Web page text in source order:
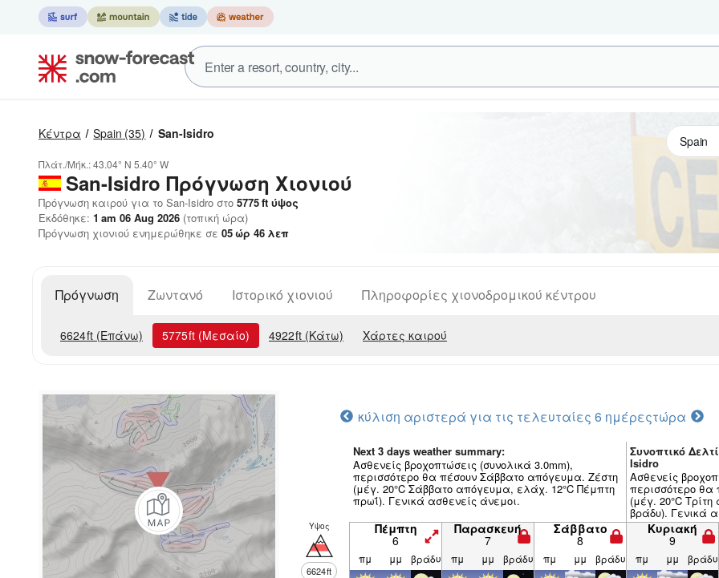
Κέντρα Spain (35) San-Isidro
Πλάτ./Μήκ.:43.04° N 5.40° W
San-Isidro Πρόγνωση Χιονιού
Πρόγνωση καιρού για το San-Isidro στο 5775ft ύψος
Εκδόθηκε: 1 am 06 Aug 2026 (τοπική ώρα)
Πρόγνωση χιονιού ενημερώθηκε σε 05ώρ 46 λεπ
Πρόγνωση Ζωντανό Ιστορικό χιονιού Πληροφορίες χιονοδρομικού κέντρου
6624ft (Επάνω) 5775ft (Μεσαίο) 4922ft (Κάτω) Χάρτες καιρού
κύλιση αριστερά για τις τελευταίες 6 ημέρεςτώρα
Next 3 days weather summary:
Ασθενείς βροχοπτώσεις (συνολικά 3.0mm),
περισσότερο θα πέσουν Σάββατο απόγευμα. Ζέστη
(μέγ. 20°C Σάββατο απόγευμα, ελάχ. 12°C Πέμπτη
πρωΐ). Γενικά ασθενείς άνεμοι.
Συνοπτικό
Isidro
Ασθενείς
περισσότερο θα
(μέγ. 20°C
βράδυ). Γενικά
Υψος
6624ft
Πέμπτη
6
Παρασκευή
7
Σάββατο
8
Κυριακή
9
πμ μμ βράδυ πμ μμ βράδυ πμ μμ βράδυ πμ μμ βράδυ